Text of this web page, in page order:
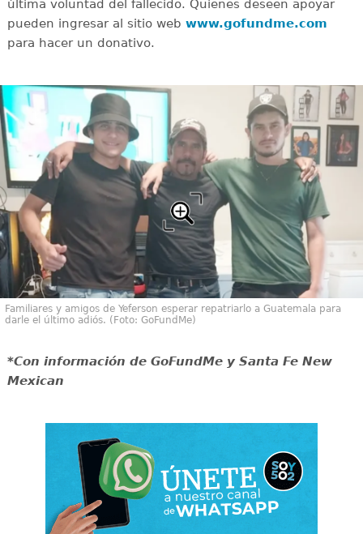
última voluntad del fallecido. Quienes deseen apoyar
pueden ingresar al sitio web www.gofundme.com
para hacer un donativo.
Familiares y amigos de Yeferson esperar repatriarlo a Guatemala para
darle el último adiós. (Foto: GoFundMe)
*Con información de GoFundMe y Santa Fe New
Mexican